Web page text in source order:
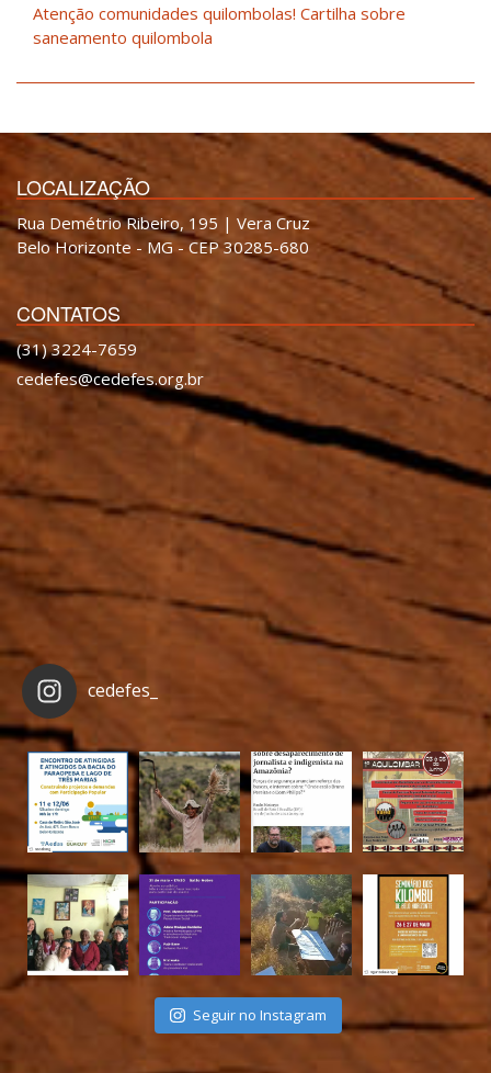
Atenção comunidades quilombolas! Cartilha sobre
saneamento quilombola
LOCALIZAÇÃO
Rua Demétrio Ribeiro, 195 | Vera Cruz
Belo Horizonte - MG - CEP 30285-680
CONTATOS
(31) 3224-7659
cedefes@cedefes.org.br
cedefes_
Seguir no Instagram